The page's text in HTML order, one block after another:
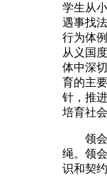
学生从
遇事找
行为体
从义国
体中深
育的主
针，推
培育社
领会
绳。领
识和契